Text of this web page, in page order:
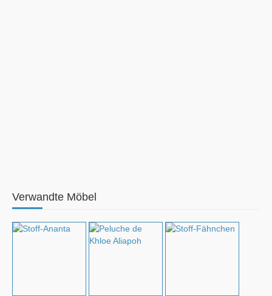
Verwandte Möbel